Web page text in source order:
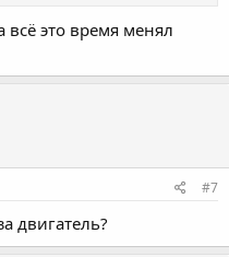
это время менял
#7
двигатель?